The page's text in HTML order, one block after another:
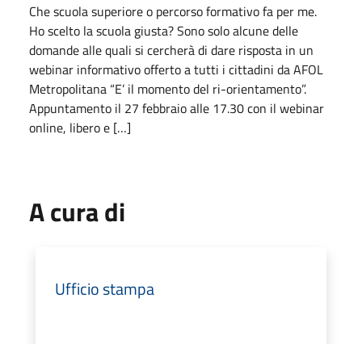
Che scuola superiore o percorso formativo fa per me.
Ho scelto la scuola giusta? Sono solo alcune delle
domande alle quali si cercherà di dare risposta in un
webinar informativo offerto a tutti i cittadini da AFOL
Metropolitana “E’ il momento del ri-orientamento”.
Appuntamento il 27 febbraio alle 17.30 con il webinar
online, libero e […]
A cura di
Ufficio stampa